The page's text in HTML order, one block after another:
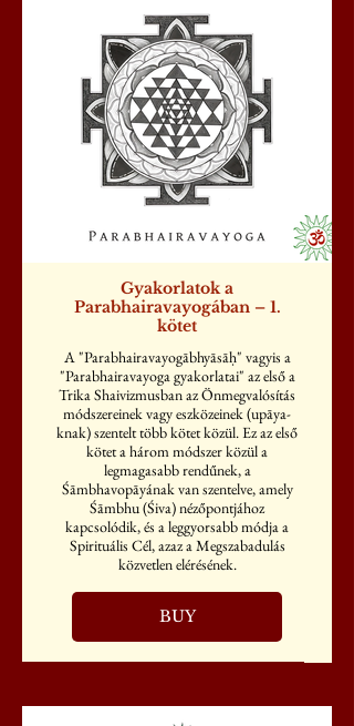
Gyakorlatok a
Parabhairavayogában – 1.
kötet
A "Parabhairavayogābhyāsāḥ" vagyis a
"Parabhairavayoga gyakorlatai" az első a
Trika Shaivizmusban az Önmegvalósítás
módszereinek vagy eszközeinek (upāya-
knak) szentelt több kötet közül. Ez az első
kötet a három módszer közül a
legmagasabb rendűnek, a
Śāmbhavopāyának van szentelve, amely
Śāmbhu (Śiva) nézőpontjához
kapcsolódik, és a leggyorsabb módja a
Spirituális Cél, azaz a Megszabadulás
közvetlen elérésének.
BUY